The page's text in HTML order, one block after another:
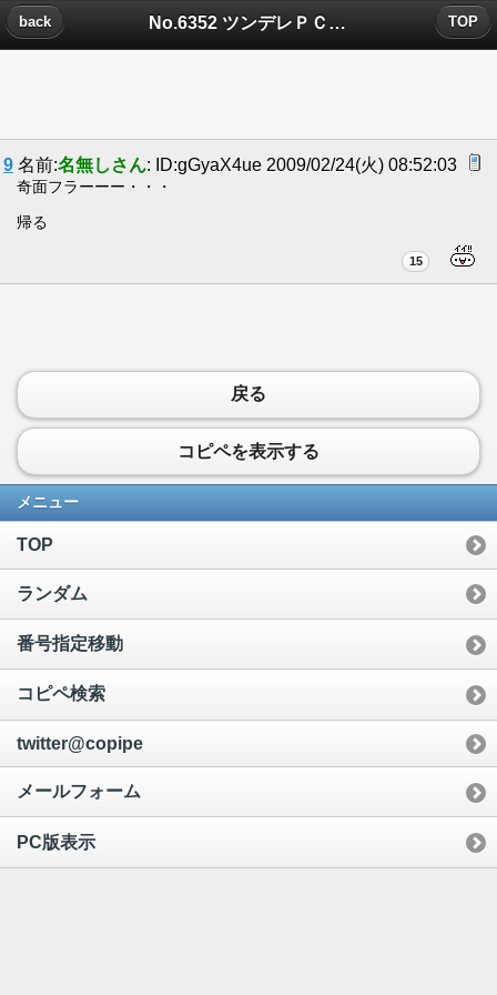
No.6352 ツンデレＰＣについたコメント
back TOP
9 名前:名無しさん: ID:gGyaX4ue 2009/02/24(火) 08:52:03
奇面フラーーー・・・
帰る
15
戻る
コピペを表示する
メニュー
TOP
ランダム
番号指定移動
コピペ検索
twitter@copipe
メールフォーム
PC版表示